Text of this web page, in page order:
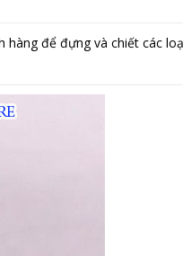
hàng để đựng và chiết các